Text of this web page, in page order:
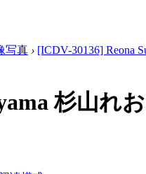
写真 › [ICDV-30136] Reona
杉山れ